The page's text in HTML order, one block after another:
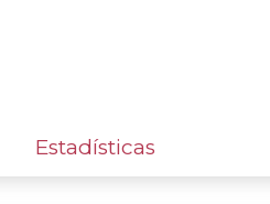
Estadísticas